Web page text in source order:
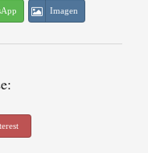
Imagen